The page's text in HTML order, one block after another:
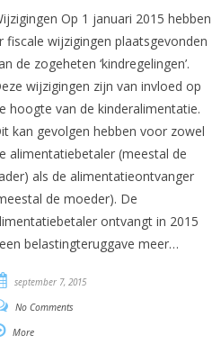
Op 1 januari 2015 hebben
fiscale wijzigingen plaatsgevonden
de zogeheten ‘kindregelingen’.
wijzigingen zijn van invloed op
hoogte van de kinderalimentatie.
kan gevolgen hebben voor zowel
alimentatiebetaler (meestal de
als de alimentatieontvanger
de moeder). De
ontvangt in 2015
belastingteruggave meer…
september 7, 2015
No Comments
More